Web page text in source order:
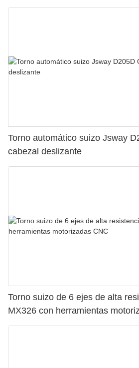
Torno automático suizo Jsway
cabezal deslizante
Torno suizo de 6 ejes de alta
MX326 con herramientas